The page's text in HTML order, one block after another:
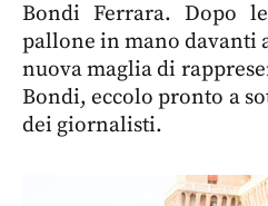
Bondi Ferrara.
pallone in mano davanti
nuova maglia di
Bondi, eccolo pronto a
dei giornalisti.